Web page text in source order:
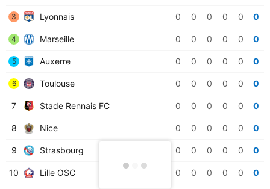
3 Lyonnais 0 0 0 0 0 0
4 Marseille 0 0 0 0 0 0
5 Auxerre 0 0 0 0 0 0
6 Toulouse 0 0 0 0 0 0
7 Stade Rennais FC 0 0 0 0 0 0
8 Nice 0 0 0 0 0 0
9 Strasbourg 0 0 0 0 0 0
10 Lille OSC 0 0 0 0 0 0